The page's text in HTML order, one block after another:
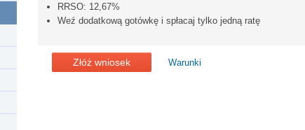
RRSO: 12,67%
Weź dodatkową gotówkę i spłacaj tylko jedną ratę
Złóż wniosek Warunki